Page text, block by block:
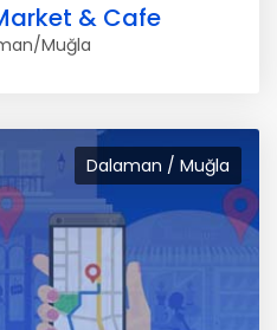
& Cafe
Muğla
Dalaman / Muğla